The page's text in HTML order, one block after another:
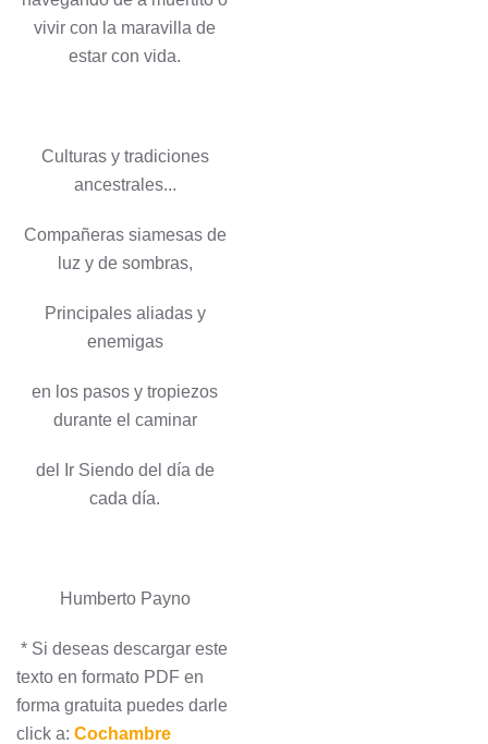
vivir con la maravilla de
estar con vida.
Culturas y tradiciones
ancestrales...
Compañeras siamesas de
luz y de sombras,
Principales aliadas y
enemigas
en los pasos y tropiezos
durante el caminar
del Ir Siendo del día de
cada día.
Humberto Payno
* Si deseas descargar este
texto en formato PDF en
forma gratuita puedes darle
click a: Cochambre